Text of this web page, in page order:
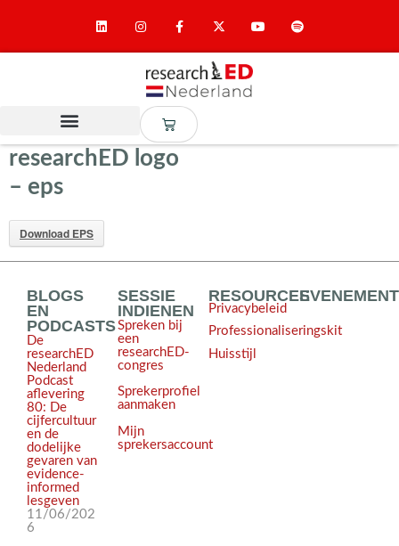
researchED logo
– eps
Download EPS
BLOGS
EN
PODCASTS
De
researchED
Nederland
Podcast
aflevering
80: De
cijfercultuur
en de
dodelijke
gevaren van
evidence-
informed
lesgeven
11/06/202
6
SESSIE
INDIENEN
Spreken bij
een
researchED-
congres
Sprekerprofiel
aanmaken
Mijn
sprekersaccount
RESOURCES
Privacybeleid
Professionaliseringskit
Huisstijl